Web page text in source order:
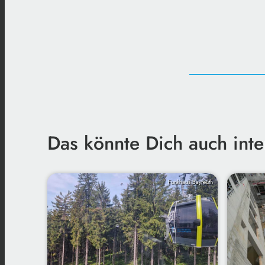
Das könnte Dich auch
Funkhaus Bayreuth